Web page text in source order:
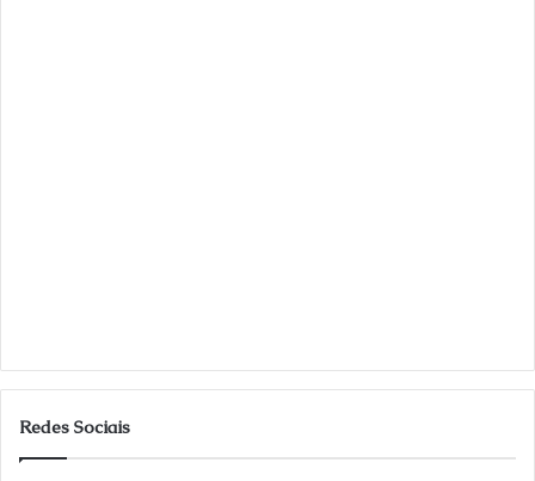
Redes Sociais